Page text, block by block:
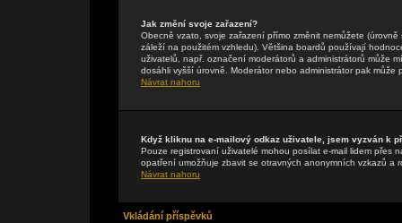
Jak změní svoje zařazení?
Obecně vzato, svoje zařazení přímo změnit nemůžete
záleží na použitém vzhledu). Většina boardů používají
uživatelů, např. označení moderátorů a administrátorů může
dosáhli vyšší úrovně. Moderátor nebo administrátor pak může
Návrat nahoru
Když kliknu na e-mailový odkaz uživatele, jsem vyzván k
Pouze registrovaní uživatelé mohou posílat e-mail lidem přes
opatření umožňuje zbavit se otravných anonymních vzkazů a
Návrat nahoru
Vkládání příspěvků